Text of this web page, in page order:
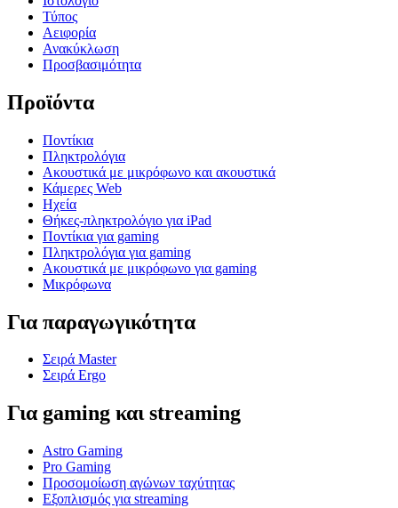
Τύπος
Αειφορία
Ανακύκλωση
Προσβασιμότητα
Προϊόντα
Ποντίκια
Πληκτρολόγια
Ακουστικά με μικρόφωνο και ακουστικά
Κάμερες Web
Ηχεία
Θήκες-πληκτρολόγιο για iPad
Ποντίκια για gaming
Πληκτρολόγια για gaming
Ακουστικά με μικρόφωνο για gaming
Μικρόφωνα
Για παραγωγικότητα
Σειρά Master
Σειρά Ergo
Για gaming και streaming
Astro Gaming
Pro Gaming
Προσομοίωση αγώνων ταχύτητας
Εξοπλισμός για streaming